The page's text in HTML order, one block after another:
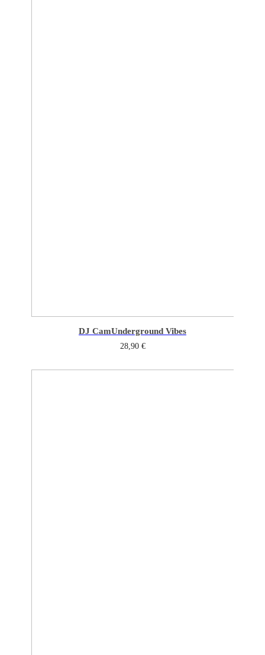
DJ CamUnderground Vibes
28,90 €